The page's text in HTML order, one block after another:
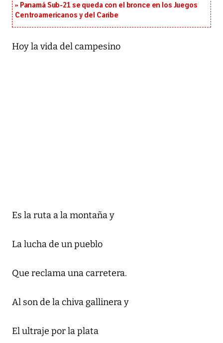
Panamá Sub-21 se queda con el bronce en los Juegos
Centroamericanos y del Caribe
Hoy la vida del campesino
Es la ruta a la montaña y
La lucha de un pueblo
Que reclama una carretera.
Al son de la chiva gallinera y
El ultraje por la plata